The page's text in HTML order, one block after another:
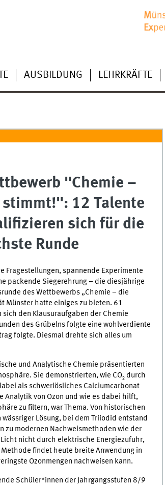
AUSBILDUNG LEHRKRÄFTE
"Chemie –
stimmt!": 12 Talente
sich für die
Runde
Fragestellungen, spannende Experimente
packende Siegerehrung – die diesjährige
des Wettbewerbs „Chemie – die
Münster hatte einiges zu bieten. 61
den Klausuraufgaben der Chemie
des Grübelns folgte eine wohlverdiente
folgte. Diesmal drehte sich alles um
und Analytische Chemie präsentierten
Sie demonstrierten, wie CO₂ durch
als schwerlösliches Calciumcarbonat
Analytik von Ozon und wie es dabei hilft,
zu filtern, war Thema. Von historischen
Lösung, bei dem Triiodid entstand
zu modernen Nachweismethoden wie der
nicht durch elektrische Energiezufuhr,
findet heute breite Anwendung in
Ozonmengen nachweisen kann.
Schüler*innen der Jahrgangsstufen 8/9